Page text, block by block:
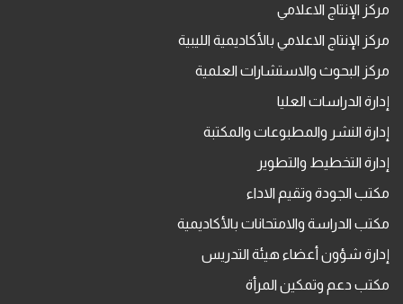
مركز الإنتاج الاعلامي
مركز الإنتاج الاعلامي بالأكاديمية الليبية
مركز البحوث والاستشارات العلمية
إدارة الدراسات العليا
إدارة النشر والمطبوعات والمكتبة
إدارة التخطيط والتطوير
مكتب الجودة وتقيم الاداء
مكتب الدراسة والامتحانات بالأكاديمية
إدارة شؤون أعضاء هيئة التدريس
مكتب دعم وتمكين المرأة